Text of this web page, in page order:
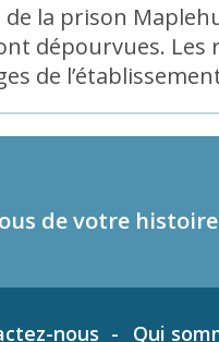
la prison
dépourvues. Les
de
de votre histoire
nous Qui